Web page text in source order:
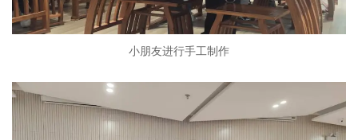
小朋友进行手工制作